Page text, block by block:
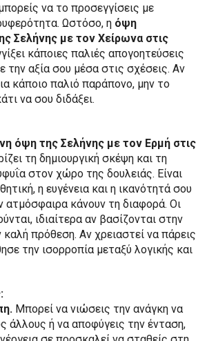
να το προσεγγίσεις με
Ωστόσο, η όψη
Σελήνης με τον Χείρωνα στις
κάποιες παλιές απογοητεύσεις
την αξία σου μέσα στις σχέσεις. Αν
κάποιο παλιό παράπονο, μην το
να σου διδάξει.
όψη της Σελήνης με τον Ερμή στις
τη δημιουργική σκέψη και τη
στον χώρο της δουλειάς. Είναι
η ευγένεια και η ικανότητά σου
ατμόσφαιρα κάνουν τη διαφορά. Οι
ιδιαίτερα αν βασίζονται στην
καλή πρόθεση. Αν χρειαστεί να πάρεις
την ισορροπία μεταξύ λογικής και
Μπορεί να νιώσεις την ανάγκη να
άλλους ή να αποφύγεις την ένταση,